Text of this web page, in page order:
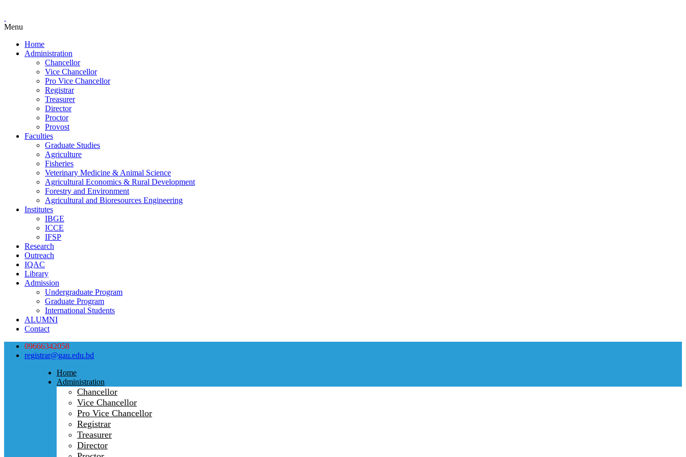
Menu
Home
Administration
Chancellor
Vice Chancellor
Pro Vice Chancellor
Registrar
Treasurer
Director
Proctor
Provost
Faculties
Graduate Studies
Agriculture
Fisheries
Veterinary Medicine & Animal Science
Agricultural Economics & Rural Development
Forestry and Environment
Agricultural and Bioresources Engineering
Institutes
IBGE
ICCE
IFSP
Research
Outreach
IQAC
Library
Admission
Undergraduate Program
Graduate Program
International Students
ALUMNI
Contact
09666342058
registrar@gau.edu.bd
Home
Administration
Chancellor
Vice Chancellor
Pro Vice Chancellor
Registrar
Treasurer
Director